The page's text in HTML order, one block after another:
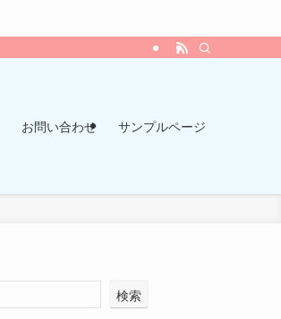
お問い合わせ サンプルページ
検索